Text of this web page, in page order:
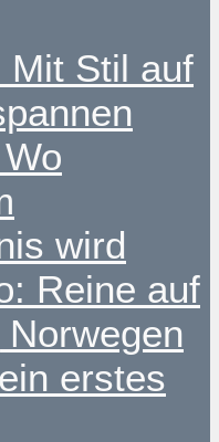
Mit Stil auf
wird
Reine auf
erstes